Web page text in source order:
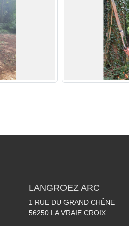
LANGROEZ ARC
1 RUE DU GRAND CHÊNE
56250 LA VRAIE CROIX